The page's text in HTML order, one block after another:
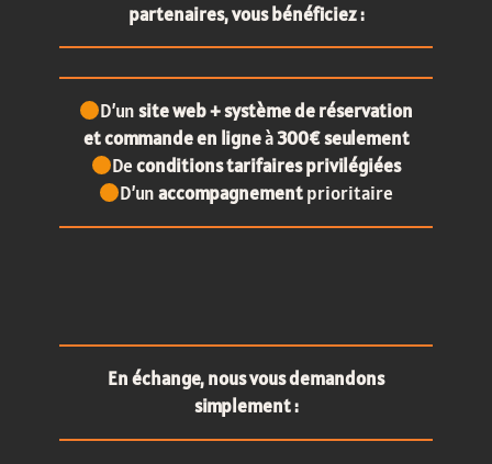
partenaires, vous bénéficiez :
D’unsite web + système de réservation
et commande en ligneà300€ seulement
Deconditions tarifaires privilégiées
D’unaccompagnementprioritaire
En échange, nous vous demandons
simplement :